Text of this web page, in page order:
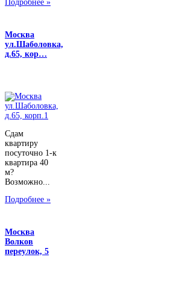
Подробнее »
Москва
ул.Шаболовка,
д.65, кор…
Сдам
квартиру
посуточно 1-к
квартира 40
м?
Возможно...
Подробнее »
Москва
Волков
переулок, 5